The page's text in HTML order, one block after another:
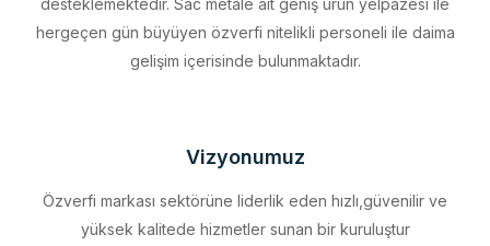
gelişim içerisinde bulunmaktadır.
Özverfi markası sektörüne liderlik eden hızlı,güvenilir ve